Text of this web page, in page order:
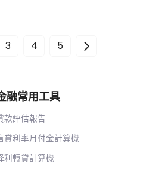
3 4 5
融常用工具
款評估報告
貸利率月付金計算機
利轉貸計算機